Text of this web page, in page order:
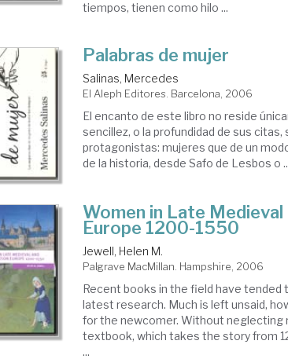
tiempos, tienen como hilo ...
Palabras de mujer
Salinas, Mercedes
El Aleph Editores. Barcelona, 2006
El encanto de este libro no reside
sencillez, o la profundidad de sus citas,
protagonistas: mujeres que de un
de la historia, desde Safo de Lesbos o
Women in Late
Europe 1200-1550
Jewell, Helen M.
Palgrave MacMillan. Hampshire, 2006
Recent books in the field have tended
latest research. Much is left unsaid,
for the newcomer. Without neglecting
textbook, which takes the story from
...